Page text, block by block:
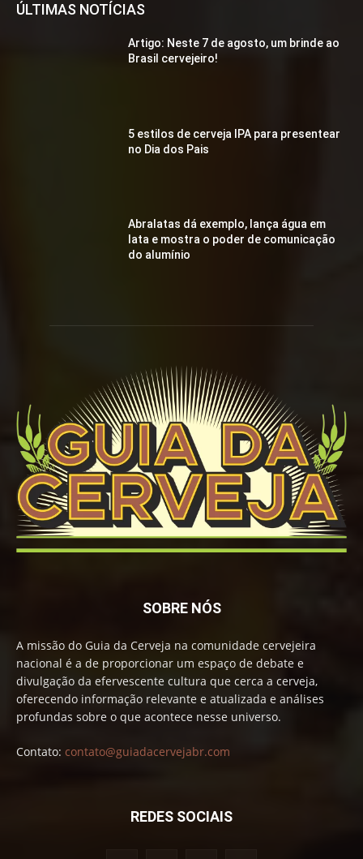
ÚLTIMAS NOTÍCIAS
Artigo: Neste 7 de agosto, um brinde ao
Brasil cervejeiro!
5 estilos de cerveja IPA para presentear
no Dia dos Pais
Abralatas dá exemplo, lança água em
lata e mostra o poder de comunicação
do alumínio
SOBRE NÓS
A missão do Guia da Cerveja na comunidade cervejeira
nacional é a de proporcionar um espaço de debate e
divulgação da efervescente cultura que cerca a cerveja,
oferecendo informação relevante e atualizada e análises
profundas sobre o que acontece nesse universo.
Contato: contato@guiadacervejabr.com
REDES SOCIAIS